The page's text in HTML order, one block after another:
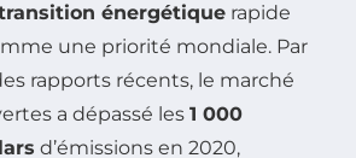
énergétique rapide
une priorité mondiale. Par
rapports récents, le marché
a dépassé les 1 000
d’émissions en 2020,